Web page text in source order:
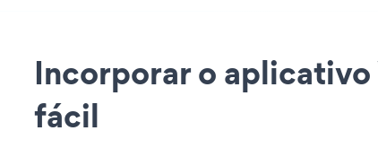
Incorporar o
fácil